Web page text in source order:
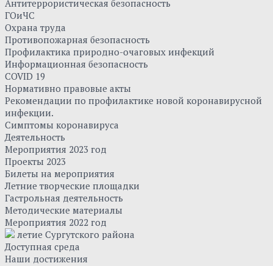
Антитеррористическая безопасность
ГОиЧС
Охрана труда
Противопожарная безопасность
Профилактика природно-очаговых инфекций
Информационная безопасность
COVID 19
Нормативно правовые акты
Рекомендации по профилактике новой коронавирусной
инфекции.
Симптомы коронавируса
Деятельность
Мероприятия 2023 год
Проекты 2023
Билеты на мероприятия
Летние творческие площадки
Гастрольная деятельность
Методические материалы
Мероприятия 2022 год
летие Сургутского района
Доступная среда
Наши достижения